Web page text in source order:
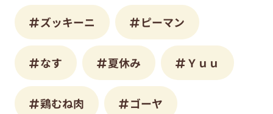
ズッキーニ ピーマン
なす 夏休み Ｙｕｕ
鶏むね肉 ゴーヤ